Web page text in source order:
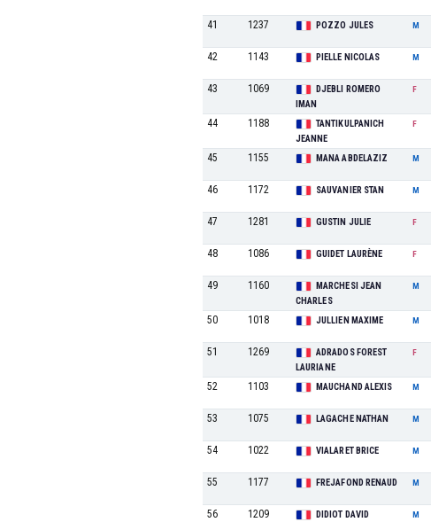
41 1237 POZZO JULES M
42 1143 PIELLE NICOLAS M
43 1069
DJEBLI ROMERO
IMAN
F
44 1188
TANTIKULPANICH
JEANNE
F
45 1155 MANA ABDELAZIZ M
46 1172 SAUVANIER STAN M
47 1281 GUSTIN JULIE F
48 1086 GUIDET LAURÈNE F
49 1160
MARCHESI JEAN
CHARLES
M
50 1018 JULLIEN MAXIME M
51 1269
ADRADOS FOREST
LAURIANE
F
52 1103 MAUCHAND ALEXIS M
53 1075 LAGACHE NATHAN M
54 1022 VIALARET BRICE M
55 1177 FREJAFOND RENAUD M
56 1209 DIDIOT DAVID M